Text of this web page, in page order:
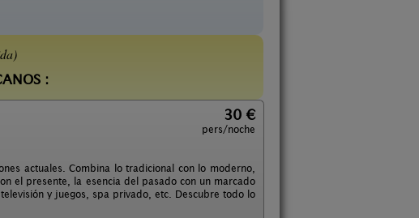
:
30 €
pers/noche
actuales. Combina lo tradicional con lo moderno,
el presente, la esencia del pasado con un marcado
y juegos, spa privado, etc. Descubre todo lo